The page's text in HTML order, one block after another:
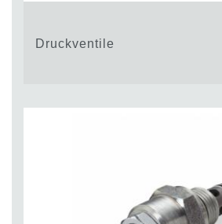
Druckventile